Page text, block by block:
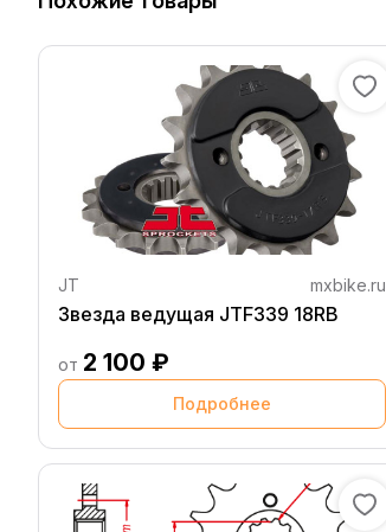
JT mxbike.ru
Звезда ведущая JTF339 18RB
от 2 100 ₽
Подробнее